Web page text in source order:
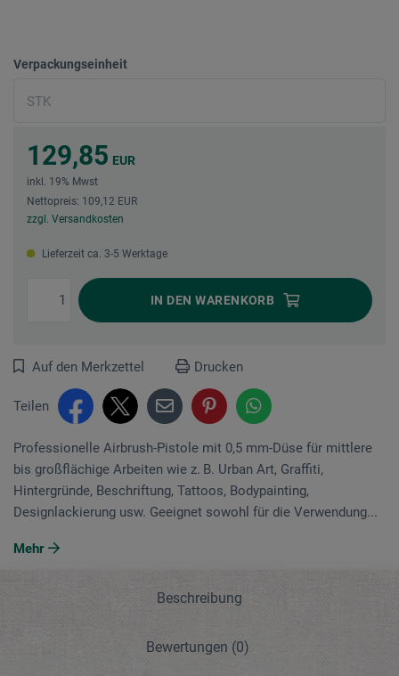
Verpackungseinheit
129,85 EUR
inkl. 19% Mwst
Nettopreis: 109,12 EUR
zzgl. Versandkosten
Lieferzeit ca. 3-5 Werktage
IN DEN WARENKORB
Auf den Merkzettel Drucken
Teilen
Professionelle Airbrush-Pistole mit 0,5 mm-Düse für mittlere
bis großflächige Arbeiten wie z. B. Urban Art, Graffiti,
Hintergründe, Beschriftung, Tattoos, Bodypainting,
Designlackierung usw. Geeignet sowohl für die Verwendung...
Mehr
Beschreibung
Bewertungen (0)